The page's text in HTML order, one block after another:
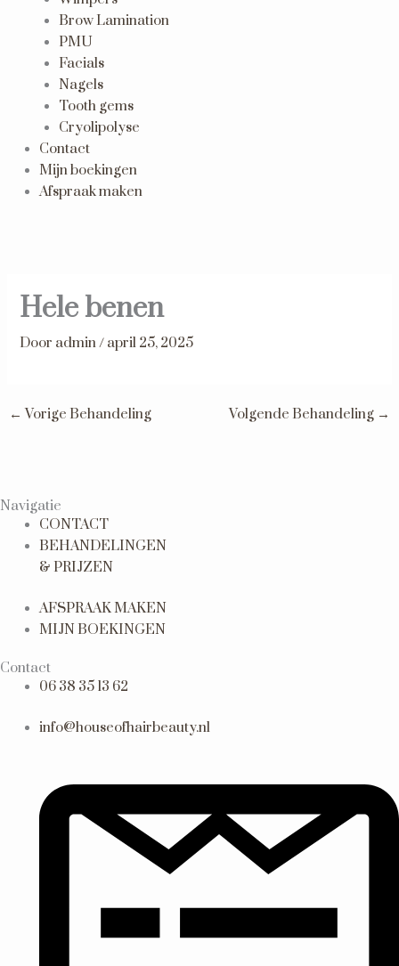
Brow Lamination
PMU
Facials
Nagels
Tooth gems
Cryolipolyse
Contact
Mijn boekingen
Afspraak maken
Hele benen
Door admin/ april 25, 2025
← Vorige Behandeling Volgende Behandeling →
Navigatie
CONTACT
BEHANDELINGEN
& PRIJZEN
AFSPRAAK MAKEN
MIJN BOEKINGEN
Contact
06 38 35 13 62
info@houseofhairbeauty.nl